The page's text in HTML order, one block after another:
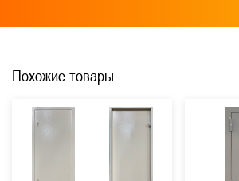
Похожие товары